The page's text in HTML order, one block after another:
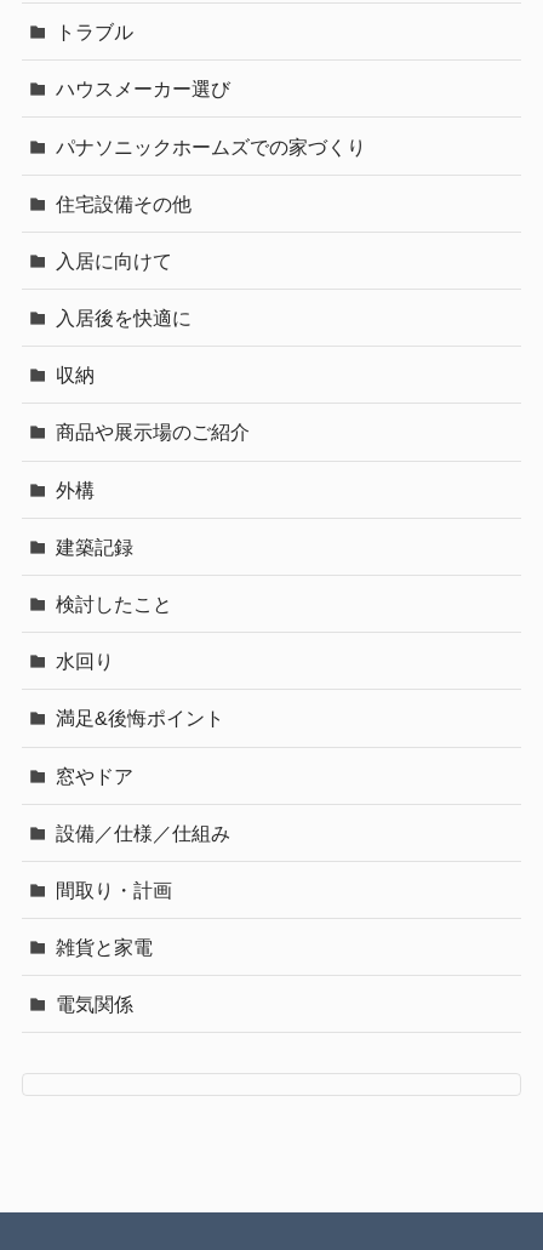
トラブル
ハウスメーカー選び
パナソニックホームズでの家づくり
住宅設備その他
入居に向けて
入居後を快適に
収納
商品や展示場のご紹介
外構
建築記録
検討したこと
水回り
満足&後悔ポイント
窓やドア
設備／仕様／仕組み
間取り・計画
雑貨と家電
電気関係